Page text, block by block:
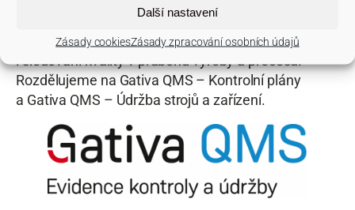
Další nastavení
Zásady cookiesZásady zpracování osobních údajů
Řešení pro řízení kvality. Kontrola kvality, hlášení
vad, záznamy o inspekcích, nápravná opatření
i sledování kvality v průběhu výroby a procesů.
Rozdělujeme na Gativa QMS – Kontrolní plány
a Gativa QMS – Údržba strojů a zařízení.